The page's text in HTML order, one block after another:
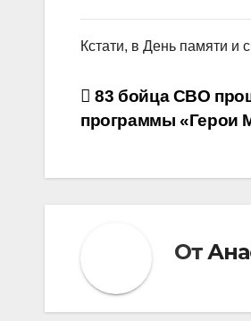
Кстати, в День памяти и
Навигация
по
записям
83 бойца СВО
программы «Герои
От